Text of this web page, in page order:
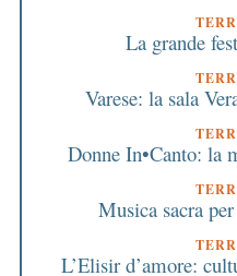
La grande
Varese: la sala
Donne In•Canto: la
Musica sacra
L’Elisir d’amore: